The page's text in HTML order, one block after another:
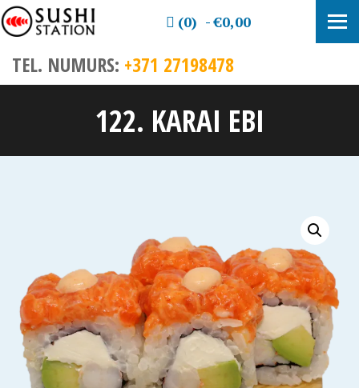
TEL. NUMURS: +371 27198478
(0) €0,00
122. KARAI EBI